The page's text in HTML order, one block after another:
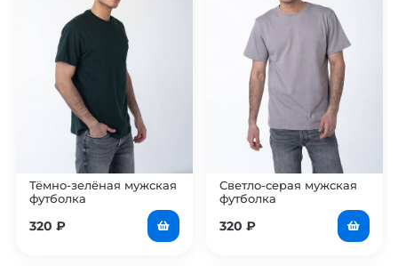
Тёмно-зелёная мужская
футболка
320 ₽
Светло-серая мужская
футболка
320 ₽